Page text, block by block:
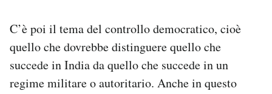
C’è poi il tema del controllo democratico, cioè
quello che dovrebbe distinguere quello che
succede in India da quello che succede in un
regime militare o autoritario. Anche in questo